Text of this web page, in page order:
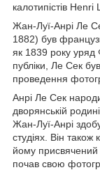
калотипістів Henri
Жан-Луї-Анрі Ле
1882) був
як 1839 року уряд
публіки, Ле Сек
проведення
Анрі Ле Сек
дворянській
Жан-Луї-Анрі
студіях. Він також
йому
почав свою